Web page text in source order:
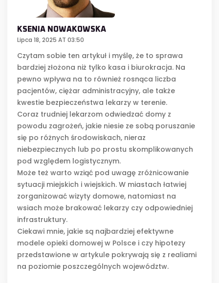
KSENIA NOWAKOWSKA
Lipca 18, 2025 AT 03:50
Czytam sobie ten artykuł i myślę, że to sprawa
bardziej złożona niż tylko kasa i biurokracja. Na
pewno wpływa na to również rosnąca liczba
pacjentów, ciężar administracyjny, ale także
kwestie bezpieczeństwa lekarzy w terenie.
Coraz trudniej lekarzom odwiedzać domy z
powodu zagrożeń, jakie niesie ze sobą poruszanie
się po różnych środowiskach, nieraz
niebezpiecznych lub po prostu skomplikowanych
pod względem logistycznym.
Może też warto wziąć pod uwagę zróżnicowanie
sytuacji miejskich i wiejskich. W miastach łatwiej
zorganizować wizyty domowe, natomiast na
wsiach może brakować lekarzy czy odpowiedniej
infrastruktury.
Ciekawi mnie, jakie są najbardziej efektywne
modele opieki domowej w Polsce i czy hipotezy
przedstawione w artykule pokrywają się z realiami
na poziomie poszczególnych województw.